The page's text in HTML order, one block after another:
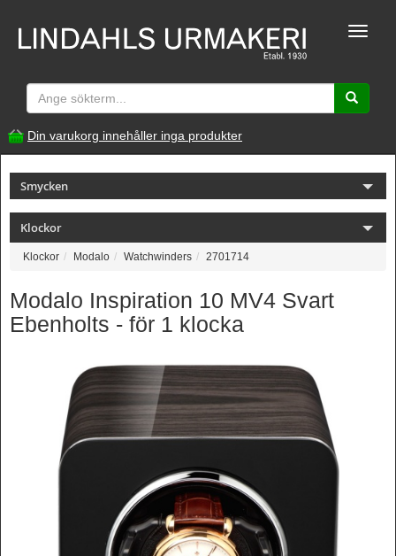
Toggle
Din varukorg innehåller inga produkter
Smycken
Klockor
Klockor Modalo Watchwinders 2701714
Modalo Inspiration 10 MV4 Svart
Ebenholts - för 1 klocka